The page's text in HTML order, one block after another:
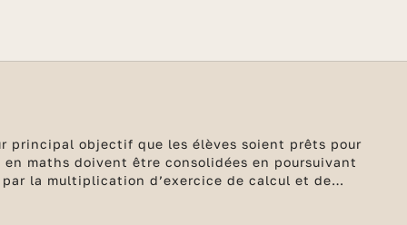
principal objectif que les élèves soient prêts pour
maths doivent être consolidées en poursuivant
la multiplication d’exercice de calcul et de